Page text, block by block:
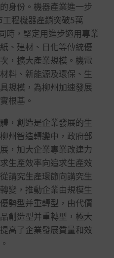
身份。機器產業進一步
程機器產銷突破5萬
時，堅定用進步適用專業
、建材、日化等傳統優
，擴大產業規模。機電
料、新能源及環保、生
規模，為柳州加速發展
根基。
創造是企業發展的生
州智造轉變中，政府部
，加大企業專業改建力
生產效率向追求生產效
講究生產環節向講究生
變，推動企業由規模生
勢型并重轉型，由代價
創造型并重轉型，極大
高了企業發展質量和效